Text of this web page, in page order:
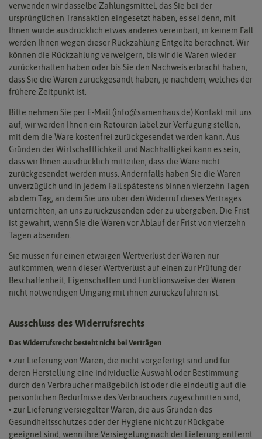
verwenden wir dasselbe Zahlungsmittel, das Sie bei der
ursprünglichen Transaktion eingesetzt haben, es sei denn, mit
Ihnen wurde ausdrücklich etwas anderes vereinbart; in keinem Fall
werden Ihnen wegen dieser Rückzahlung Entgelte berechnet. Wir
können die Rückzahlung verweigern, bis wir die Waren wieder
zurückerhalten haben oder bis Sie den Nachweis erbracht haben,
dass Sie die Waren zurückgesandt haben, je nachdem, welches der
frühere Zeitpunkt ist.
Bitte nehmen Sie per E-Mail (info@samenhaus.de) Kontakt mit uns
auf, wir werden Ihnen ein Retouren­ label zur Verfügung stellen,
mit dem die Ware kostenfrei zurückgesendet werden kann. Aus
Gründen der Wirtschaftlichkeit und Nachhaltigkei kann es sein,
dass wir Ihnen ausdrücklich mitteilen, dass die Ware nicht
zurückgesendet werden muss. Andernfalls haben Sie die Waren
unverzüglich und in jedem Fall spätestens binnen vierzehn Tagen
ab dem Tag, an dem Sie uns über den Widerruf dieses Vertrages
unterrichten, an uns zurückzusenden oder zu übergeben. Die Frist
ist gewahrt, wenn Sie die Waren vor Ablauf der Frist von vierzehn
Tagen absenden.
Sie müssen für einen etwaigen Wertverlust der Waren nur
aufkommen, wenn dieser Wertverlust auf einen zur Prüfung der
Beschaffenheit, Eigenschaften und Funktionsweise der Waren
nicht notwendigen Umgang mit ihnen zurückzuführen ist.
Ausschluss des Widerrufsrechts
Das Widerrufsrecht besteht nicht bei Verträgen
• zur Lieferung von Waren, die nicht vorgefertigt sind und für
deren Herstellung eine individuelle Auswahl oder Bestimmung
durch den Verbraucher maßgeblich ist oder die eindeutig auf die
persönlichen Bedürfnisse des Verbrauchers zugeschnitten sind,
• zur Lieferung versiegelter Waren, die aus Gründen des
Gesundheitsschutzes oder der Hygiene nicht zur Rückgabe
geeignet sind, wenn ihre Versiegelung nach der Lieferung entfernt